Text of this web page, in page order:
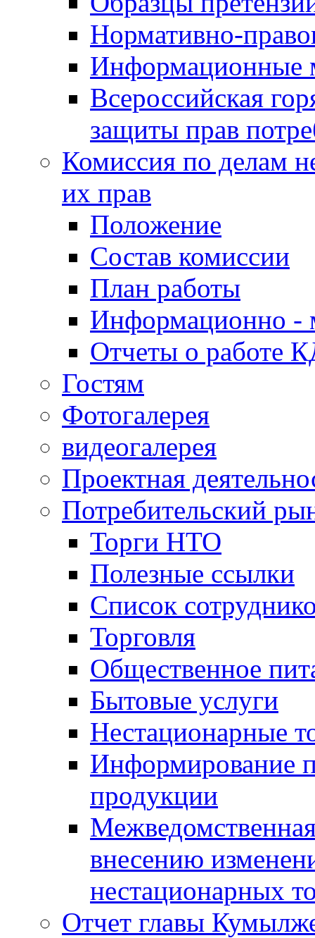
Нормативно-
Информационные
Всероссийская
защиты прав
Комиссия по делам
их прав
Положение
Состав комиссии
План работы
Информационно -
Отчеты о работе
Гостям
Фотогалерея
видеогалерея
Проектная
Потребительский
Торги НТО
Полезные ссылки
Список
Торговля
Общественное
Бытовые услуги
Нестационарные
Информирование
продукции
внесению
нестационарных
Отчет главы